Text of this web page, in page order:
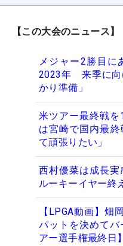
【この大会のニュース】
メジャー2勝目に
2023年 来季に向
かり準備」
米ツアー最終戦
は宮崎で国内最
て頑張りたい」
西村優菜は成長
ルーキーイヤー終
【LPGA動画】畑
パットを決めてバ
アー選手権最終日】